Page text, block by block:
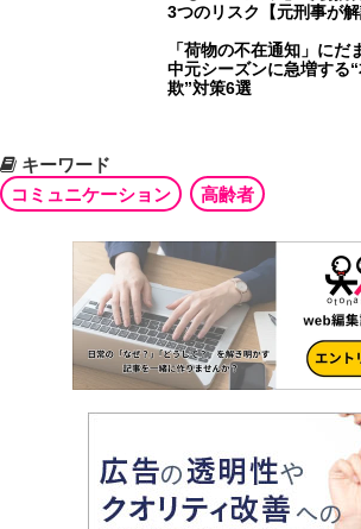
3つのリスク【元刑事が解
「荷物の不在通知」に
中元シーズンに急増する
欺”対策6選
キーワード
コミュニケーション
高齢者